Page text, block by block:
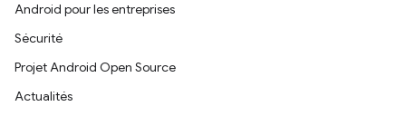
Android pour les entreprises
Sécurité
Projet Android Open Source
Actualités